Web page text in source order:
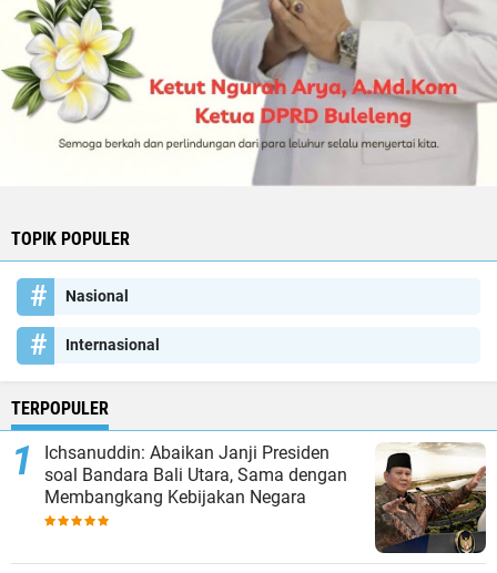
TOPIK POPULER
Nasional
Internasional
TERPOPULER
Ichsanuddin: Abaikan Janji Presiden
soal Bandara Bali Utara, Sama dengan
Membangkang Kebijakan Negara